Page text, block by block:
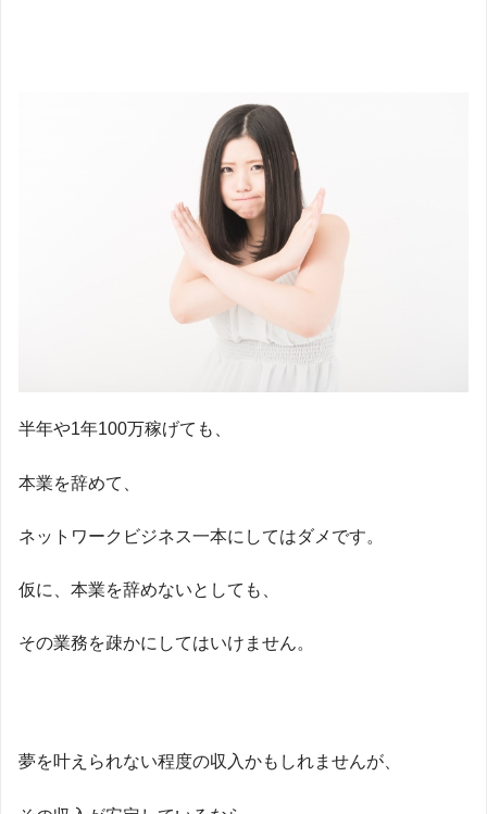
半年や1年100万稼げても、
本業を辞めて、
ネットワークビジネス一本にしてはダメです。
仮に、本業を辞めないとしても、
その業務を疎かにしてはいけません。
夢を叶えられない程度の収入かもしれませんが、